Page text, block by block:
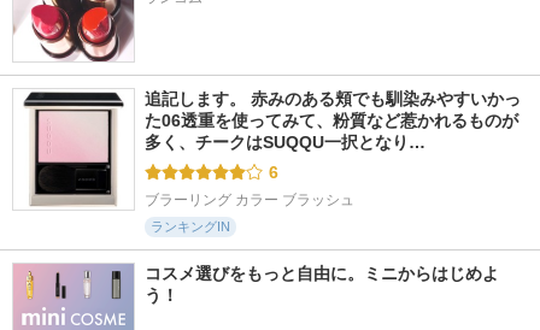
追記します。 赤みのある頬でも馴染みやすいかっ
た06透重を使ってみて、粉質など惹かれるものが
多く、チークはSUQQU一択となり…
6
ブラーリング カラー ブラッシュ
ランキングIN
コスメ選びをもっと自由に。ミニからはじめよ
う！